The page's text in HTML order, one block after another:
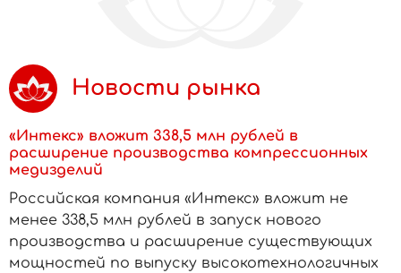
Новости рынка
«Интекс» вложит 338,5 млн рублей в
расширение производства компрессионных
медизделий
Российская компания «Интекс» вложит не
менее 338,5 млн рублей в запуск нового
производства и расширение существующих
мощностей по выпуску высокотехнологичных